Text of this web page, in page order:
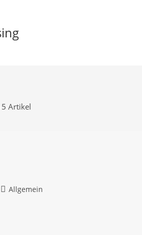
Artikel
Allgemein